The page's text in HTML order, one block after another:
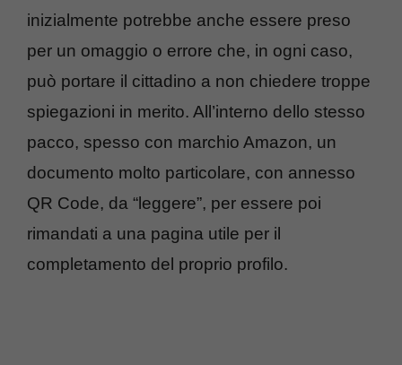
inizialmente potrebbe anche essere preso
per un omaggio o errore che, in ogni caso,
può portare il cittadino a non chiedere troppe
spiegazioni in merito. All’interno dello stesso
pacco, spesso con marchio Amazon, un
documento molto particolare, con annesso
QR Code, da “leggere”, per essere poi
rimandati a una pagina utile per il
completamento del proprio profilo.